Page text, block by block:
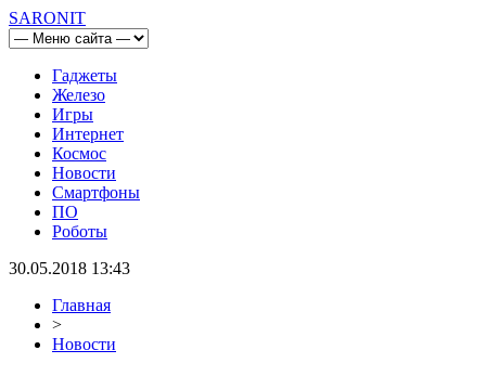
SARONIT
Гаджеты
Железо
Игры
Интернет
Космос
Новости
Смартфоны
ПО
Роботы
30.05.2018 13:43
Главная
>
Новости